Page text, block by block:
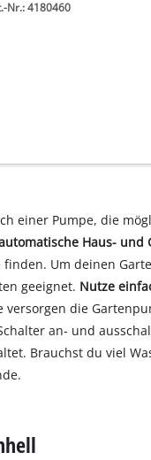
Nr.: 4180460
einer Pumpe, die
Haus- und
Um deinen
geeignet. Nutze
die
an- und
Brauchst du viel